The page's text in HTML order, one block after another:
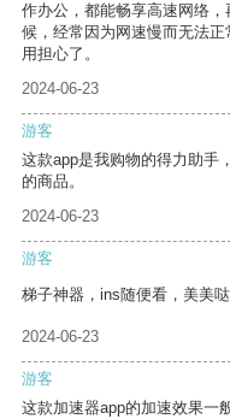
作办公，都能畅享高速网络
候，经常因为网速慢而无法
用担心了。
2024-06-23
游客
这款app是我购物的得力助手
的商品。
2024-06-23
游客
梯子神器，ins随便看，美美哒
2024-06-23
游客
这款加速器app的加速效果一